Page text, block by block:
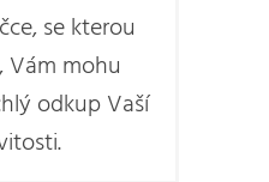
se kterou
Vám mohu
odkup Vaší